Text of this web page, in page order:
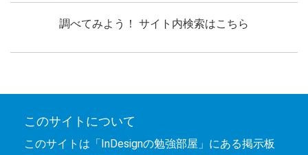
調べてみよう！ サイト内検索はこちら
このサイトについて
このサイトは「InDesignの勉強部屋」にある掲示板